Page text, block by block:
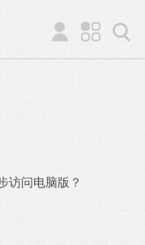
访问电脑版？